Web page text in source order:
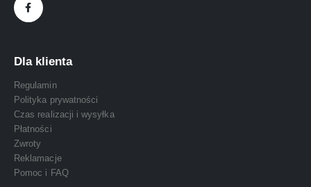
Dla klienta
Regulamin
Polityka prywatności
Czas realizacji i wysyłka
Płatności
Zwroty
Reklamacje
Pomoc i FAQ